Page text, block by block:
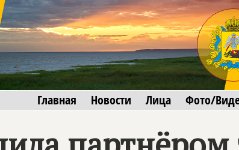
Главная Новости Лица Фото/